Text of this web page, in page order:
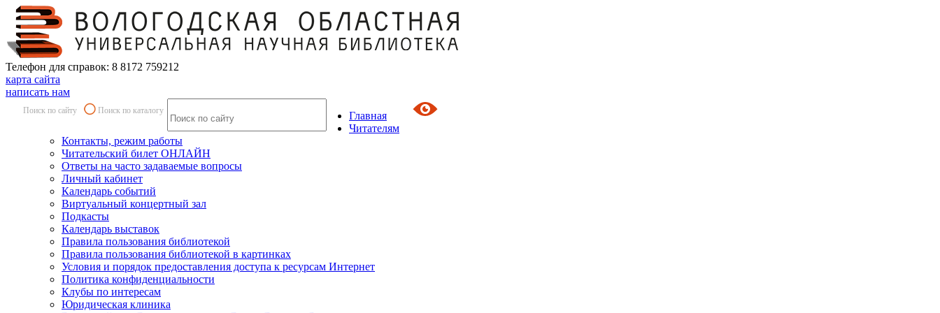
Телефон для справок: 8 8172 759212
карта сайта
написать нам
Поиск по сайту Поиск по каталогу
Главная
Читателям
Контакты, режим работы
Читательский билет ОНЛАЙН
Ответы на часто задаваемые вопросы
Личный кабинет
Календарь событий
Виртуальный концертный зал
Подкасты
Календарь выставок
Правила пользования библиотекой
Правила пользования библиотекой в картинках
Условия и порядок предоставления доступа к ресурсам Интернет
Политика конфиденциальности
Клубы по интересам
Юридическая клиника